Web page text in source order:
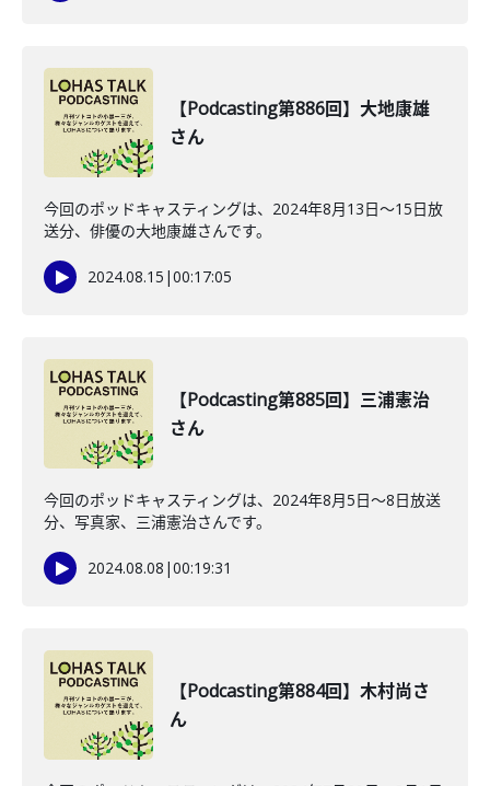
【Podcasting第886回】大地康雄
さん
今回のポッドキャスティングは、2024年8月13日〜15日放
送分、俳優の大地康雄さんです。
2024.08.15 |00:17:05
【Podcasting第885回】三浦憲治
さん
今回のポッドキャスティングは、2024年8月5日〜8日放送
分、写真家、三浦憲治さんです。
2024.08.08 |00:19:31
【Podcasting第884回】木村尚さ
ん